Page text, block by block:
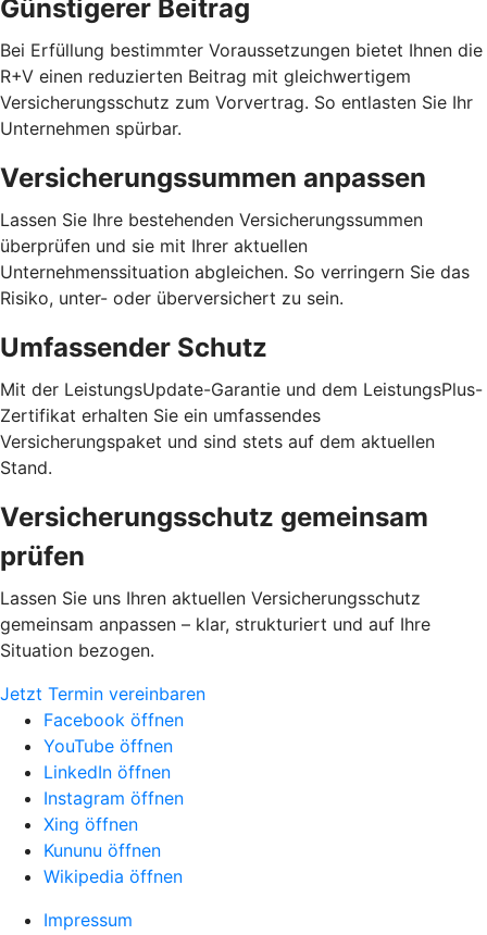
Günstigerer Beitrag
Bei Erfüllung bestimmter Voraussetzungen bietet Ihnen die
R+V einen reduzierten Beitrag mit gleichwertigem
Versicherungsschutz zum Vorvertrag. So entlasten Sie Ihr
Unternehmen spürbar.
Versicherungssummen anpassen
Lassen Sie Ihre bestehenden Versicherungssummen
überprüfen und sie mit Ihrer aktuellen
Unternehmenssituation abgleichen. So verringern Sie das
Risiko, unter- oder überversichert zu sein.
Umfassender Schutz
Mit der LeistungsUpdate-Garantie und dem LeistungsPlus-
Zertifikat erhalten Sie ein umfassendes
Versicherungspaket und sind stets auf dem aktuellen
Stand.
Versicherungsschutz gemeinsam
prüfen
Lassen Sie uns Ihren aktuellen Versicherungsschutz
gemeinsam anpassen – klar, strukturiert und auf Ihre
Situation bezogen.
Jetzt Termin vereinbaren
Facebook öffnen
YouTube öffnen
LinkedIn öffnen
Instagram öffnen
Xing öffnen
Kununu öffnen
Wikipedia öffnen
Impressum